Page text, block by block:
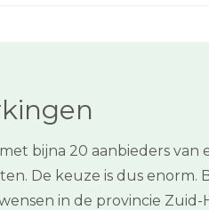
bijna 20 aanbieders van
De keuze is dus enorm.
in de provincie Zuid-